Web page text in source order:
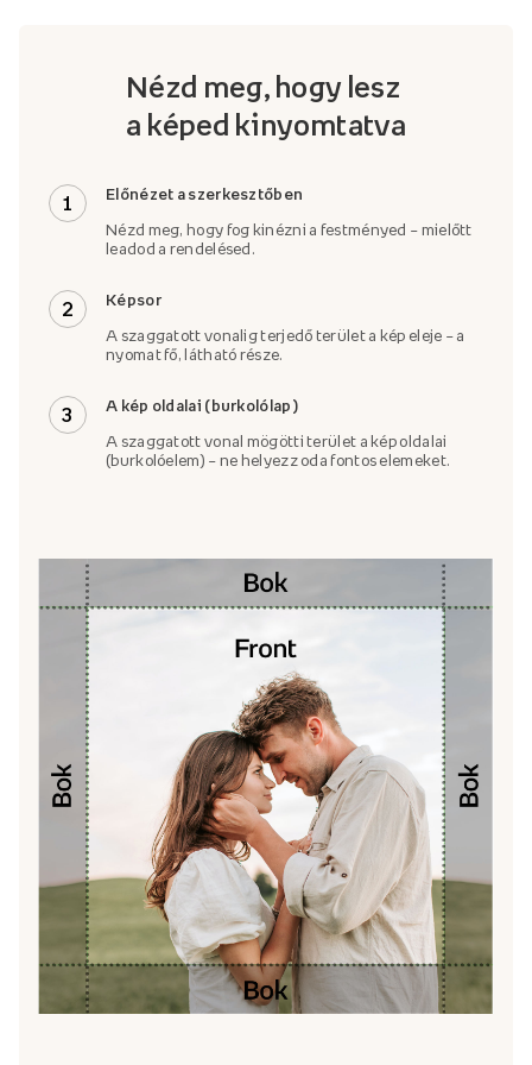
Nézd meg, hogy lesz
a képed kinyomtatva
1 Előnézet a szerkesztőben
Nézd meg, hogy fog kinézni a festményed – mielőtt
leadod a rendelésed.
2 Képsor
A szaggatott vonalig terjedő terület a kép eleje – a
nyomat fő, látható része.
3 A kép oldalai (burkolólap)
A szaggatott vonal mögötti terület a kép oldalai
(burkolóelem) – ne helyezz oda fontos elemeket.